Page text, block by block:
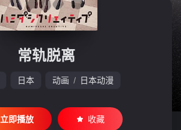
常轨脱离
日本 动画 / 日本动漫
立即播放 收藏